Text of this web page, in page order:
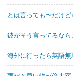
とは言っても〜だけ
彼がそう言ってるな
海外に行ったら英語